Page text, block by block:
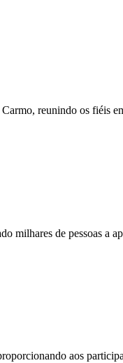
reunindo os fiéis
milhares de pessoas a
aos